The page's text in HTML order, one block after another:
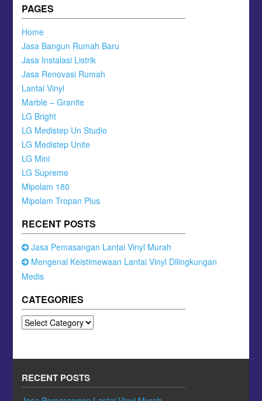
PAGES
Home
Jasa Bangun Rumah Baru
Jasa Instalasi Listrik
Jasa Renovasi Rumah
Lantai Vinyl
Marble – Granite
LG Bright
LG Medistep Un Studio
LG Medistep Unite
LG Mini
LG Supreme
Mipolam 180
Mipolam Tropan Plus
RECENT POSTS
Jasa Pemasangan Lantai Vinyl Murah
Mengenal Keistimewaan Lantai Vinyl Dilingkungan
Medis
CATEGORIES
Categories
RECENT POSTS